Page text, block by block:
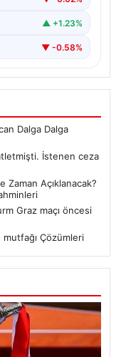
▲ +1.23%
▼ -0.58%
Dalga Dalga
İstenen ceza
Zaman Açıklanacak?
Graz maçı öncesi
Çözümleri